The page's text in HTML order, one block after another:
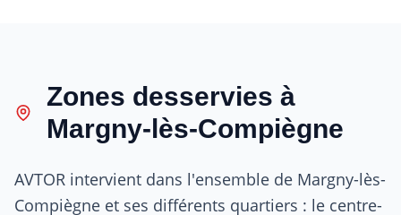
Zones desservies à
Margny-lès-Compiègne
AVTOR intervient dans l'ensemble de Margny-lès-
Compiègne et ses différents quartiers : le centre-